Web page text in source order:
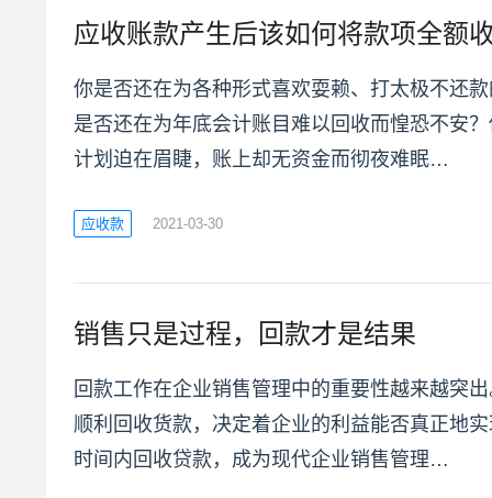
应收账款产生后该如何将款项全额
你是否还在为各种形式喜欢耍赖、打太极不还
是否还在为年底会计账目难以回收而惶恐不安
计划迫在眉睫，账上却无资金而彻夜难眠…
应收款 2021-03-30
销售只是过程，回款才是结果
回款工作在企业销售管理中的重要性越来越突
顺利回收货款，决定着企业的利益能否真正地
时间内回收贷款，成为现代企业销售管理…